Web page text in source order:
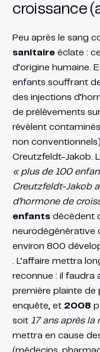
croissance
Peu après le sang
sanitaireéclate :
d’origine humaine.
enfants souffrant
des injections
de prélèvements
révèlent
non
Creutzfeldt-Jakob.
« plus de 100
Creutzfeldt-Jakob
d’hormone de
enfantsdécèdent
neurodégénérative
environ 800
. L’affaire mettra
reconnue : il faudra
première plainte de
enquête​, et 2008
soit 17 ans après la
mettra en cause